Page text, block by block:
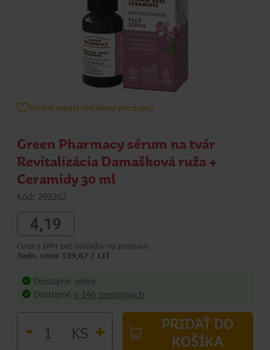
Pridať medzi obľúbené produkty
Green Pharmacy sérum na tvár
Revitalizácia Damašková ruža +
Ceramidy 30 ml
Kód: 292262
4,19
Cena s DPH bez nákladov na prepravu
Jedn. cena 139,67 / LIT
Dostupné online
Dostupné v 146 predajniach
- KS +
PRIDAŤ DO
KOŠÍKA